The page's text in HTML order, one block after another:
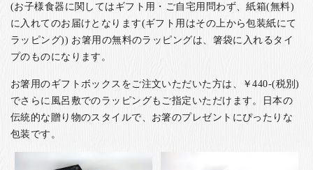
(お子様食器に関してはギフト用・ご自宅用問わず、紙箱(無料)
に入れてのお届けとなります(ギフト用はその上から包装紙にて
ラッピング)) お箸用の無料のラッピングは、箸袋に入れるタイ
プのものになります。
お箸用のギフトボックスをご注文いただいた方は、￥440-(税別)
でさらに風呂敷でのラッピングもご指定いただけます。日本の
伝統的な贈り物のスタイルで、お箸のプレゼントにぴったりな
包装です。